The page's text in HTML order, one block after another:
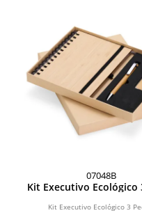
07048B
Kit Executivo Ecológico
Kit Executivo Ecológico 3